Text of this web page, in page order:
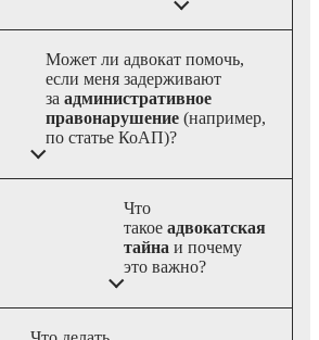
Может ли адвокат помочь,
если меня задерживают
за административное
правонарушение (например,
по статье КоАП)?
Что
такое адвокатская
тайна и почему
это важно?